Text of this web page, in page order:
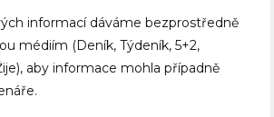
informací dáváme bezprostředně
médiím (Deník, Týdeník, 5+2,
aby informace mohla případně